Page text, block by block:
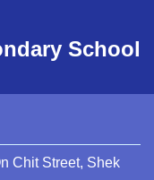
School
Chit Street, Shek